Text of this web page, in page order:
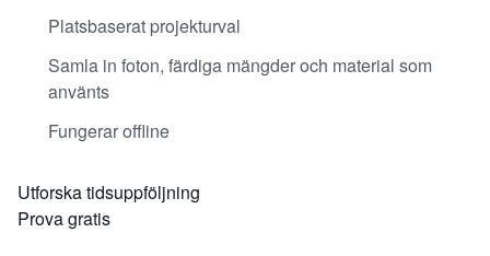
Platsbaserat projekturval
Samla in foton, färdiga mängder och material som
använts
Fungerar offline
Utforska tidsuppföljning
Prova gratis